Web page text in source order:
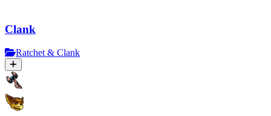
Clank
Ratchet & Clank